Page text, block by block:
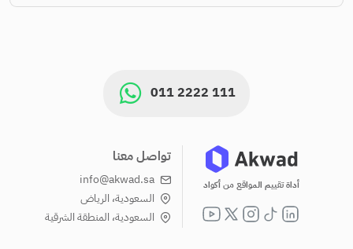
011 2222 111
أداة تقييم المواقع من أكواد
تواصل معنا
info@akwad.sa
السعودية، الرياض
السعودية، المنطقة الشرقية